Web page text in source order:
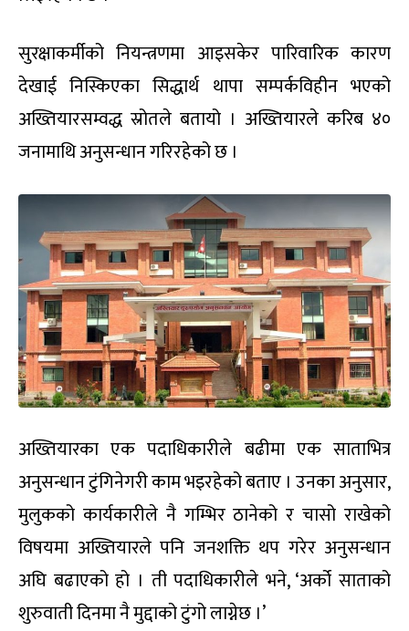
सुरक्षाकर्मीको नियन्त्रणमा आइसकेर पारिवारिक कारण
देखाई निस्किएका सिद्धार्थ थापा सम्पर्कविहीन भएको
अख्तियारसम्वद्ध स्रोतले बतायो । अख्तियारले करिब ४०
जनामाथि अनुसन्धान गरिरहेको छ ।
अख्तियारका एक पदाधिकारीले बढीमा एक साताभित्र
अनुसन्धान टुंगिनेगरी काम भइरहेको बताए । उनका अनुसार,
मुलुकको कार्यकारीले नै गम्भिर ठानेको र चासो राखेको
विषयमा अख्तियारले पनि जनशक्ति थप गरेर अनुसन्धान
अघि बढाएको हो । ती पदाधिकारीले भने, ‘अर्को साताको
शुरुवाती दिनमा नै मुद्दाको टुंगो लाग्नेछ ।’